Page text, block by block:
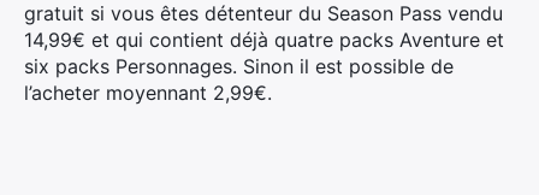
gratuit si vous êtes détenteur du Season Pass vendu
14,99€ et qui contient déjà quatre packs Aventure et
six packs Personnages. Sinon il est possible de
l’acheter moyennant 2,99€.